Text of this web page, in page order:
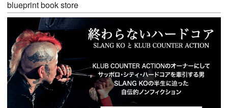
blueprint book store